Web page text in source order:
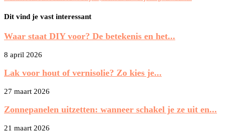
Dit vind je vast interessant
Waar staat DIY voor? De betekenis en het...
8 april 2026
Lak voor hout of vernisolie? Zo kies je...
27 maart 2026
Zonnepanelen uitzetten: wanneer schakel je ze uit en...
21 maart 2026